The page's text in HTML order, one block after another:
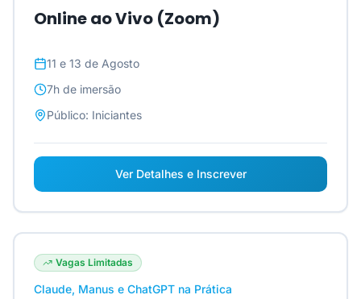
Online ao Vivo (Zoom)
11 e 13 de Agosto
7h de imersão
Público: Iniciantes
Ver Detalhes e Inscrever
Vagas Limitadas
Claude, Manus e ChatGPT na Prática